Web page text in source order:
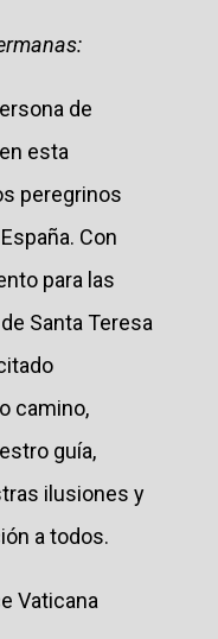
de
esta
peregrinos
Con
para las
Santa Teresa
camino,
guía,
ilusiones y
a todos.
Vaticana